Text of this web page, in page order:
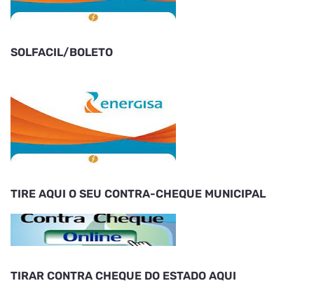
SOLFACIL/BOLETO
TIRE AQUI O SEU CONTRA-CHEQUE MUNICIPAL
TIRAR CONTRA CHEQUE DO ESTADO AQUI